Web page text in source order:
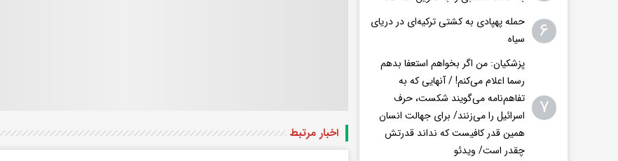
اخبار مرتبط
۶
حمله پهپادی به کشتی ترکیه‌ای در دریای
سیاه
۷
پزشکیان: من اگر بخواهم استعفا بدهم
رسما اعلام می‌کنم! / آنهایی که به
تفاهم‌نامه می‌گویند شکست، حرف
اسرائیل را می‌زنند/ برای جهالت انسان
همین قدر کافیست که نداند قدرتش
چقدر است/ ویدئو